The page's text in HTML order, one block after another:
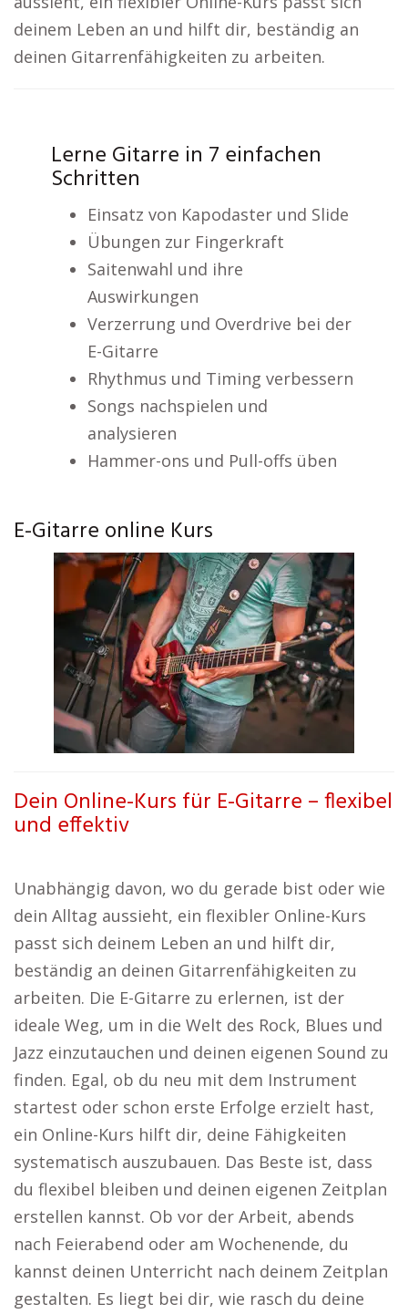
deinem Leben an und hilft dir, beständig an
deinen Gitarrenfähigkeiten zu arbeiten.
Lerne Gitarre in 7 einfachen
Schritten
Einsatz von Kapodaster und Slide
Übungen zur Fingerkraft
Saitenwahl und ihre
Auswirkungen
Verzerrung und Overdrive bei der
E-Gitarre
Rhythmus und Timing verbessern
Songs nachspielen und
analysieren
Hammer-ons und Pull-offs üben
E-Gitarre online Kurs
Dein Online-Kurs für E-Gitarre – flexibel
und effektiv
Unabhängig davon, wo du gerade bist oder wie
dein Alltag aussieht, ein flexibler Online-Kurs
passt sich deinem Leben an und hilft dir,
beständig an deinen Gitarrenfähigkeiten zu
arbeiten. Die E-Gitarre zu erlernen, ist der
ideale Weg, um in die Welt des Rock, Blues und
Jazz einzutauchen und deinen eigenen Sound zu
finden. Egal, ob du neu mit dem Instrument
startest oder schon erste Erfolge erzielt hast,
ein Online-Kurs hilft dir, deine Fähigkeiten
systematisch auszubauen. Das Beste ist, dass
du flexibel bleiben und deinen eigenen Zeitplan
erstellen kannst. Ob vor der Arbeit, abends
nach Feierabend oder am Wochenende, du
kannst deinen Unterricht nach deinem Zeitplan
gestalten. Es liegt bei dir, wie rasch du deine